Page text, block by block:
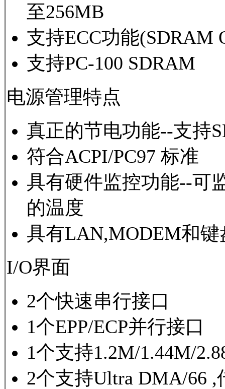
至256MB
支持ECC功能(SDRAM
支持PC-100 SDRAM
电源管理特点
真正的节电功能--支持
符合ACPI/PC97 标准
具有硬件监控功能--可
的温度
具有LAN,MODEM和
I/O界面
2个快速串行接口
1个EPP/ECP并行接口
1个支持1.2M/1.44M/
2个支持Ultra DMA/66 ,